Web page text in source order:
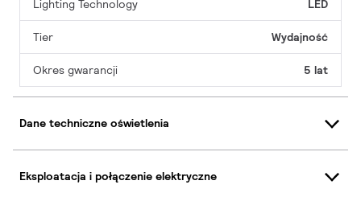
Lighting Technology LED
Tier Wydajność
Okres gwarancji 5 lat
Dane techniczne oświetlenia
Eksploatacja i połączenie elektryczne